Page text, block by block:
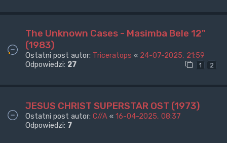
The Unknown Cases - Masimba Bele 12"
(1983)
Ostatni post autor: Triceratops « 24-07-2025, 21:59
Odpowiedzi: 27 1 2
JESUS CHRIST SUPERSTAR OST (1973)
Ostatni post autor: C//A « 16-04-2025, 08:37
Odpowiedzi: 7